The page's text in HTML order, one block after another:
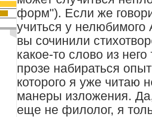
форм"). Если же
учиться у
вы сочинили
какое-то слово из
прозе набираться
которого я уже читаю
манеры изложения.
еще не филолог, я